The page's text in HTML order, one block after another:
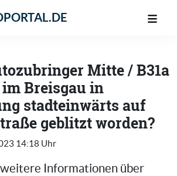
Mitte / B31a
Breisgau in
stadteinwärts auf
geblitzt worden?
14:18 Uhr
Informationen über